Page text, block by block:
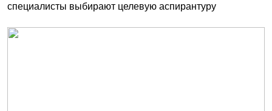
специалисты выбирают целевую аспирантуру